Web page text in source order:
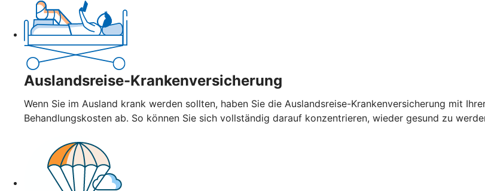
Auslandsreise-Krankenversicherung
Wenn Sie im Ausland krank werden sollten, haben Sie die Auslandsreise-Krankenversicherung mit
Behandlungskosten ab. So können Sie sich vollständig darauf konzentrieren, wieder gesund zu